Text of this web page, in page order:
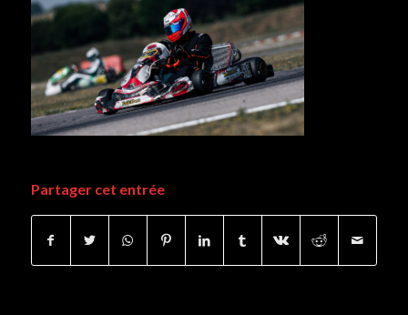
Partager cet entrée